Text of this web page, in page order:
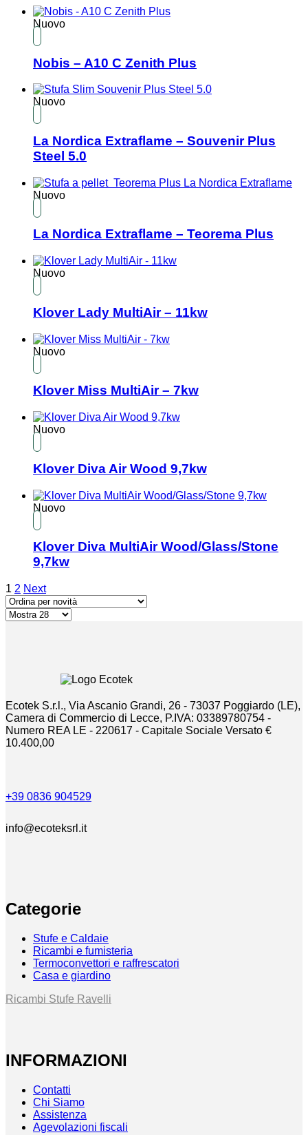
Nuovo
Nobis – A10 C Zenith Plus
Nuovo
La Nordica Extraflame – Souvenir Plus
Steel 5.0
Nuovo
La Nordica Extraflame – Teorema Plus
Nuovo
Klover Lady MultiAir – 11kw
Nuovo
Klover Miss MultiAir – 7kw
Nuovo
Klover Diva Air Wood 9,7kw
Nuovo
Klover Diva MultiAir Wood/Glass/Stone
9,7kw
1 2 Next
Ecotek S.r.l., Via Ascanio Grandi, 26 - 73037 Poggiardo (LE),
Camera di Commercio di Lecce, P.IVA: 03389780754 -
Numero REA LE - 220617 - Capitale Sociale Versato €
10.400,00
+39 0836 904529
info@ecoteksrl.it
Categorie
Stufe e Caldaie
Ricambi e fumisteria
Termoconvettori e raffrescatori
Casa e giardino
Ricambi Stufe Ravelli
INFORMAZIONI
Contatti
Chi Siamo
Assistenza
Agevolazioni fiscali